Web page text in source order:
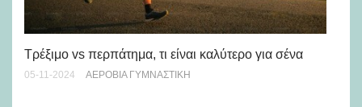
Τρέξιμο vs περπάτημα, τι είναι καλύτερο για σένα
05-11-2024 ΑΕΡΌΒΙΑ ΓΥΜΝΑΣΤΙΚΉ